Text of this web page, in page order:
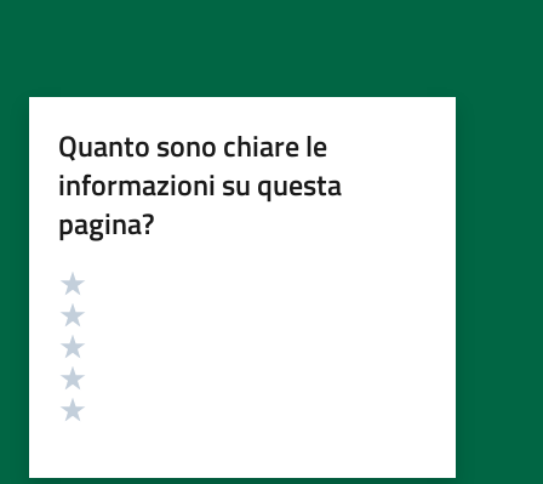
Quanto sono chiare le
informazioni su questa
pagina?
Valutazione